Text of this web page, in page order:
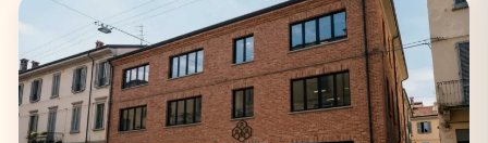
Napoli
22 coworking